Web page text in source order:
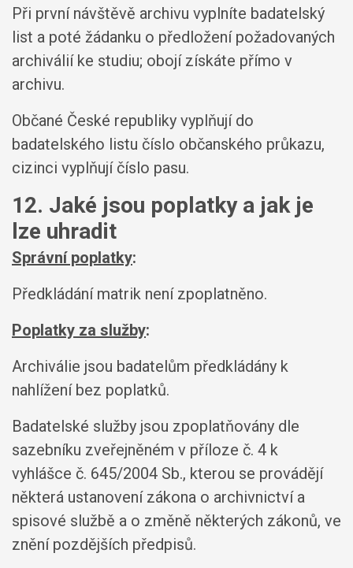
Při první návštěvě archivu vyplníte badatelský
list a poté žádanku o předložení požadovaných
archiválií ke studiu; obojí získáte přímo v
archivu.
Občané České republiky vyplňují do
badatelského listu číslo občanského průkazu,
cizinci vyplňují číslo pasu.
12. Jaké jsou poplatky a jak je
lze uhradit
Správní poplatky:
Předkládání matrik není zpoplatněno.
Poplatky za služby:
Archiválie jsou badatelům předkládány k
nahlížení bez poplatků.
Badatelské služby jsou zpoplatňovány dle
sazebníku zveřejněném v příloze č. 4 k
vyhlášce č. 645/2004 Sb., kterou se provádějí
některá ustanovení zákona o archivnictví a
spisové službě a o změně některých zákonů, ve
znění pozdějších předpisů.